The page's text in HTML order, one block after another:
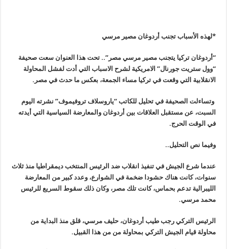
*لهذه الأسباب تجنب أردوغان مصير مرسي
“أردوغان تركيا يتجنب مصير مرسي مصر”.. تحت هذا العنوان سعت صحيفة
“وول ستريت جورنال” الامريكية لشرح الاسباب التي أدت لفشل المحاولة
الانقلابية التي وقعت في تركيا مساء الجمعة، بعكس ما حدث في مصر.
وتساءلت الصحيفة في تحليل للكاتب “ياروسلاف تروفيموف” نشرته اليوم
السبت، عن مستقبل العلاقات بين أردوغان والمعارضة السياسية التي أيدته
في الوقت الحرج.
وفيما نص التحليل..
عندما شرع الجيش في تنفيذ انقلاب ضد الرئيس المنتخب ديمقراطيا منذ ثلاث
سنوات، كانت هناك حشودا ضخمة في الشوارع، وعدد كبير من المعارضة
الليبرالية تدعم بحماس، كانت تلك مصر، وكان ذلك سقوط السريع للرئيس
محمد مرسي.
الرئيس التركي رجب طيب أردوغان، حليف مرسي، قلق منذ البداية من
محاولة قيام الجيش التركي بمحاولة من من هذا القبيل.